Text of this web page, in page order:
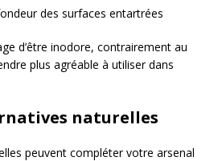
des surfaces entartrées
d’être inodore, contrairement au
plus agréable à utiliser dans
naturelles
peuvent compléter votre arsenal